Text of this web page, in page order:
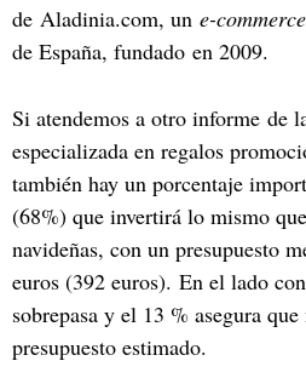
de Aladinia.com, un e-commerce
de España, fundado en 2009.
Si atendemos a otro informe de
especializada en regalos
también hay un porcentaje
(68%) que invertirá lo mismo
navideñas, con un presupuesto
euros (392 euros). En el lado
sobrepasa y el 13 % asegura
presupuesto estimado.